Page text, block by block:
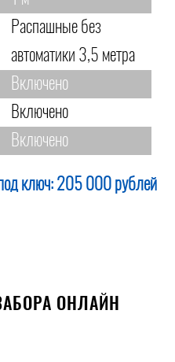
Распашные без
автоматики 3,5 метра
Включено
Включено
Включено
ключ: 205 000 рублей
ОНЛАЙН